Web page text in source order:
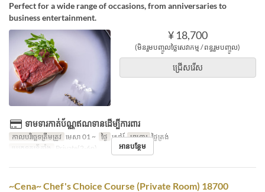
Perfect for a wide range of occasions, from anniversaries to
business entertainment.
¥ 18,700
(មិនរួមបញ្ចូលថ្លៃសេវាកម្ម / ពន្ធរួមបញ្ចូល)
ជ្រើសរើស
ទាមទារកាត់ប័ណ្ណឥណទានដើម្បីការពារ
កាលបរិច្ឆេទត្រឹមត្រូវ មេសា 01 ~ ថ្ងៃ សៅរ៍ អាហារ ថ្ងៃត្រង់
ប្រភេទកន្រ្ត័តាំង
Private(2-6p) អានបន្ថែម
~Cena~ Chef's Choice Course (Private Room) 18700